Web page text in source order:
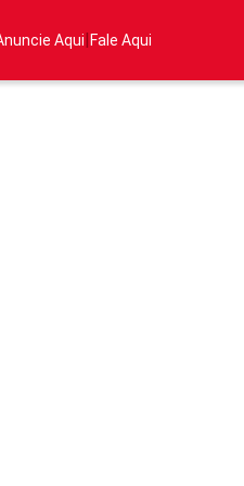
Aqui|Fale Aqui